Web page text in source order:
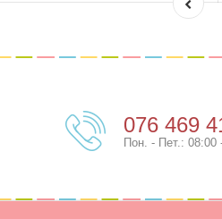
076 469
Пон. - Пет.: 08:00